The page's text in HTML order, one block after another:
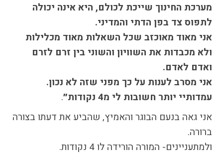
כל הכתבות
הרשמה לעדכונים
מן התקשורת
הבחירות לרשויות
המקומיות
הכשרת הורים
התארגנויות הורים –
משמר הורים וקהילות
מערכת החינוך שייכת לכולם, היא אינה יכולה
לתפוס צד בפן הדתי והמדיני.
אני מאוד מאוכזב שכל השאלות מאוד מכלילות
ולא מכבדות את השוויון והשוני בין זרם לזרם
ואדם לאדם.
אני מסרב לענות על כך מפני שזה לא נכון.
עמדותיי יותר חשובות לי מ4 נקודות״
.
אני גאה בנעם הבוגר והאמיץ, שהביע את דעתו בצורה
ברורה.
ולמתעניינים- המורה הורידה לו 4 נקודות.